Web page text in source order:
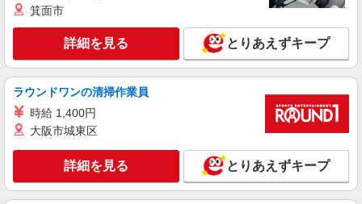
株式会社kotrio /●YK-S-2022945
センター南駅＊病院の看護助手│シフト相談
OK！経験不問・資格不問◎
時給1550円〜2312円 ＜交通費全支給(ガソリ
キープ 詳細を見る
派遣社員
箕面市
詳細を見る とりあえずキープ
ラウンドワンの清掃作業員
時給 1,400円
大阪市城東区
詳細を見る とりあえずキープ